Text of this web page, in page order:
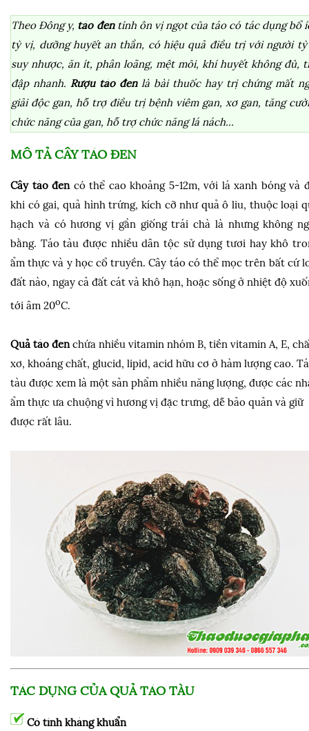
Theo Đông y, táo đentính ôn vị ngọt của táo có tác dụng bổ
tỳ vị, dưỡng huyết an thần, có hiệu quả điều trị với người
suy nhược, ăn ít, phân loãng, mệt mỏi, khí huyết không đủ,
đập nhanh. Rượu táo đenlà bài thuốc hay trị chứng mất
giải độc gan, hỗ trợ điều trị bệnh viêm gan, xơ gan, tăng
chức năng của gan, hỗ trợ chức năng lá nách…
MÔ TẢ CÂY TÁO ĐEN
Cây táo đencó thể cao khoảng 5-12m, với lá xanh bóng và
khi có gai, quả hình trứng, kích cỡ như quả ô liu, thuộc loại
hạch và có hương vị gần giống trái chà là nhưng không
bằng. Táo tàu được nhiều dân tộc sử dụng tươi hay khô
ẩm thực và y học cổ truyền. Cây táo có thể mọc trên bất cứ
đất nào, ngay cả đất cát và khô hạn, hoặc sống ở nhiệt độ
tới âm 20oC.
Quả táo đenchứa nhiều vitamin nhóm B, tiền vitamin A, E,
xơ, khoáng chất, glucid, lipid, acid hữu cơ ở hàm lượng cao.
tàu được xem là một sản phẩm nhiều năng lượng, được các
ẩm thực ưa chuộng vì hương vị đặc trưng, dễ bảo quản và giữ
được rất lâu.
TÁC DỤNG CỦA QUẢ TÁO TÀU
Có tính kháng khuẩn